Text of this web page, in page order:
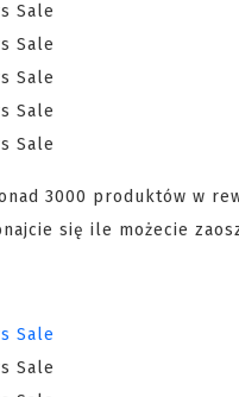
3000 produktów w
się ile możecie